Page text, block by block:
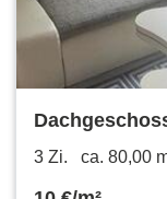
im Odenwald
3 Zi. ca. 80,00